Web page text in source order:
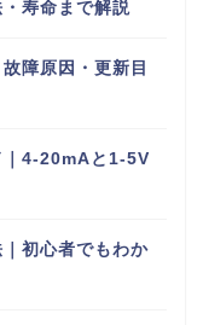
寿命まで解説
障原因・更新目
4‑20mAと1‑5V
｜初心者でもわか